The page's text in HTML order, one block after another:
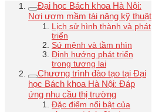
Đại học Bách khoa Hà Nội:
Nơi ươm mầm tài năng kỹ thuật
Lịch sử hình thành và phát
triển
Sứ mệnh và tầm nhìn
Định hướng phát triển
trong tương lai
Chương trình đào tạo tại Đại
học Bách khoa Hà Nội: Đáp
ứng nhu cầu thị trường
Đặc điểm nổi bật của